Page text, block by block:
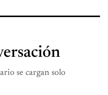
se cargan solo